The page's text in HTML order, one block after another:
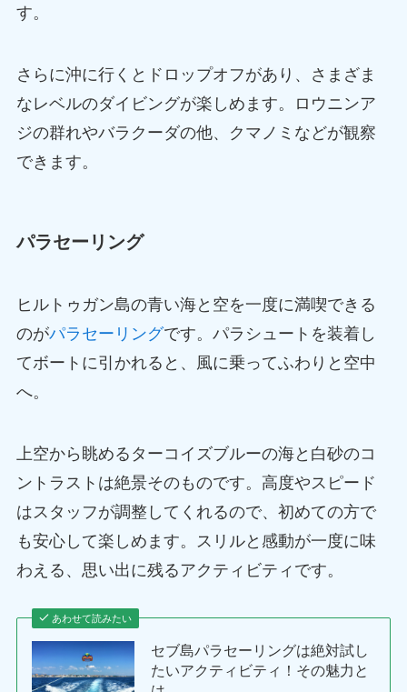
す。
さらに沖に行くとドロップオフがあり、さまざま
なレベルのダイビングが楽しめます。ロウニンア
ジの群れやバラクーダの他、クマノミなどが観察
できます。
パラセーリング
ヒルトゥガン島の青い海と空を一度に満喫できる
のがパラセーリングです。パラシュートを装着し
てボートに引かれると、風に乗ってふわりと空中
へ。
上空から眺めるターコイズブルーの海と白砂のコ
ントラストは絶景そのものです。高度やスピード
はスタッフが調整してくれるので、初めての方で
も安心して楽しめます。スリルと感動が一度に味
わえる、思い出に残るアクティビティです。
あわせて読みたい
セブ島パラセーリングは絶対試し
たいアクティビティ！その魅力と